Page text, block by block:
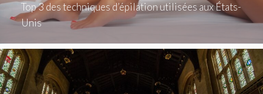
Top 3 des techniques d’épilation utilisées aux États-
Unis